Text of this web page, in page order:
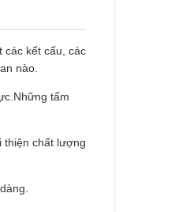
các kết cấu, các
nào.
tấm
thiện chất lượng